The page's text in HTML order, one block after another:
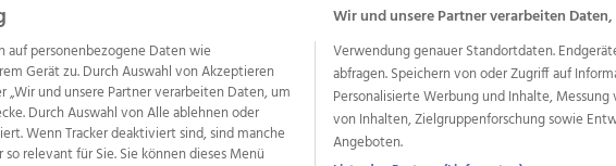
Weitere Angebote des Medienhauses Wimmer
Woche Life Radio OÖNachrichten OÖN Immobilien OÖN Karriere
Regionaljobs
wasistlos.at wirtrauern.at
auf personenbezogene Daten wie
Gerät zu. Durch Auswahl von Akzeptieren
und unsere Partner verarbeiten Daten, um
Durch Auswahl von Alle ablehnen oder
Wenn Tracker deaktiviert sind, sind manche
relevant für Sie. Sie können dieses Menü
Wir und unsere Partner verarbeiten
Verwendung genauer Standortdaten.
abfragen. Speichern von oder Zugriff auf
Personalisierte Werbung und Inhalte,
von Inhalten, Zielgruppenforschung sowie
Angeboten.